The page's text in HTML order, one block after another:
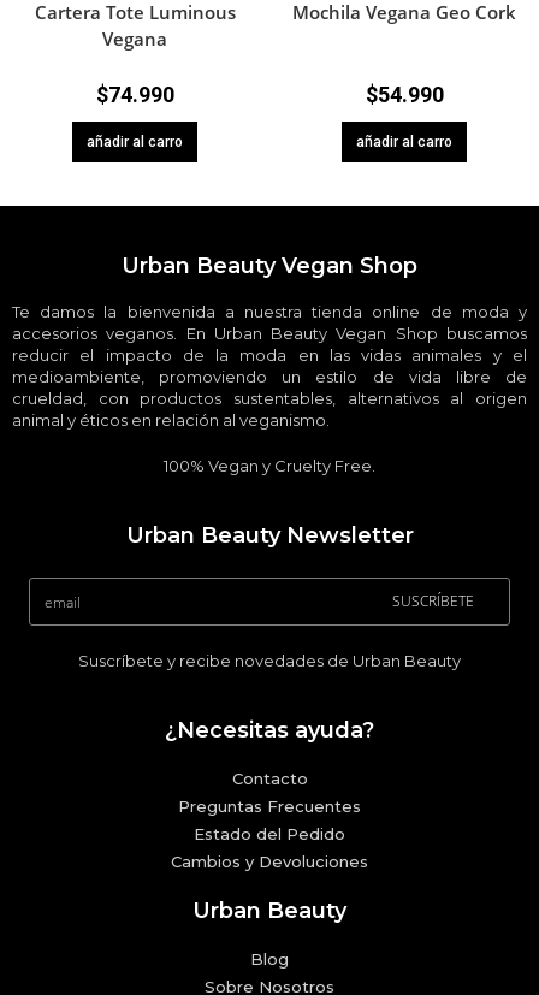
Cartera Tote Luminous
Vegana
$74.990
añadir al carro
Mochila Vegana Geo Cork
$54.990
añadir al carro
Urban Beauty Vegan Shop
Te damos la bienvenida a nuestra tienda online de moda y
accesorios veganos. En Urban Beauty Vegan Shop buscamos
reducir el impacto de la moda en las vidas animales y el
medioambiente, promoviendo un estilo de vida libre de
crueldad, con productos sustentables, alternativos al origen
animal y éticos en relación al veganismo.
100% Vegan y Cruelty Free.
Urban Beauty Newsletter
SUSCRÍBETE
Suscríbete y recibe novedades de Urban Beauty
¿Necesitas ayuda?
Contacto
Preguntas Frecuentes
Estado del Pedido
Cambios y Devoluciones
Urban Beauty
Blog
Sobre Nosotros